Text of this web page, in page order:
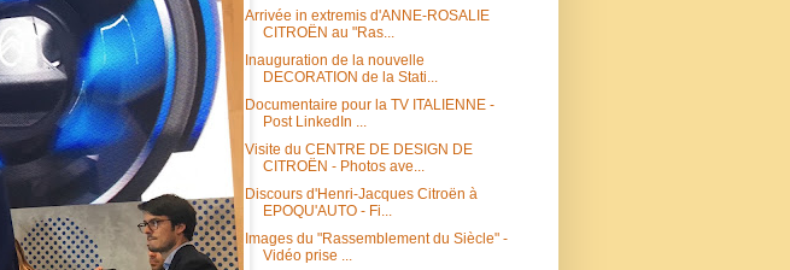
Arrivée in extremis d'ANNE-ROSALIE
CITROËN au "Ras...
Inauguration de la nouvelle
DECORATION de la Stati...
Documentaire pour la TV ITALIENNE -
Post LinkedIn ...
Visite du CENTRE DE DESIGN DE
CITROËN - Photos ave...
Discours d'Henri-Jacques Citroën à
EPOQU'AUTO - Fi...
Images du "Rassemblement du Siècle" -
Vidéo prise ...